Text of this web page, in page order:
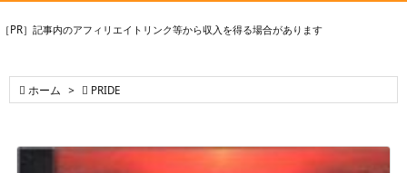
［PR］記事内のアフィリエイトリンク等から収入を得る場合があります
 ホーム >  PRIDE